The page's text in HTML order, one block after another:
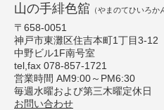
山の手緋色舘 （やまのてひいろか
〒658-0051
神戸市東灘区住吉本町1丁目3-12
中野ビル1F南号室
tel,fax 078-857-1721
営業時間 AM9:00～PM6:30
毎週水曜および第三木曜定休日
お問い合わせ